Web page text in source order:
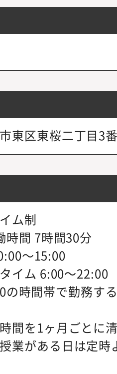
東区東桜二丁目3
ム制
時間 7時間30分
～15:00
イム 6:00～22:00
時間帯で勤務す
間を1ヶ月ごとに
業がある日は定時